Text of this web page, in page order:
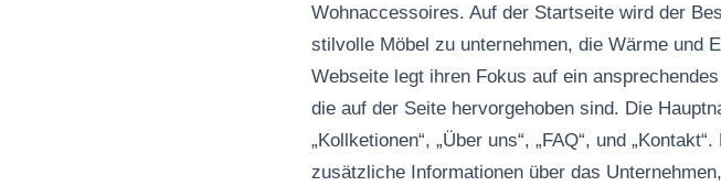
Wohnaccessoires. Auf der Startseite wird der
stilvolle Möbel zu unternehmen, die Wärme und
Webseite legt ihren Fokus auf ein
die auf der Seite hervorgehoben sind. Die
„Kollketionen“, „Über uns“, „FAQ“, und
zusätzliche Informationen über das